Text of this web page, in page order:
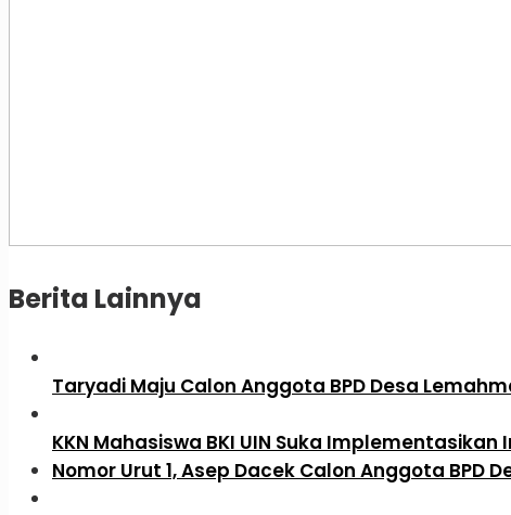
Berita Lainnya
Taryadi Maju Calon Anggota BPD Desa
KKN Mahasiswa BKI UIN Suka
Nomor Urut 1, Asep Dacek Calon Anggota BPD